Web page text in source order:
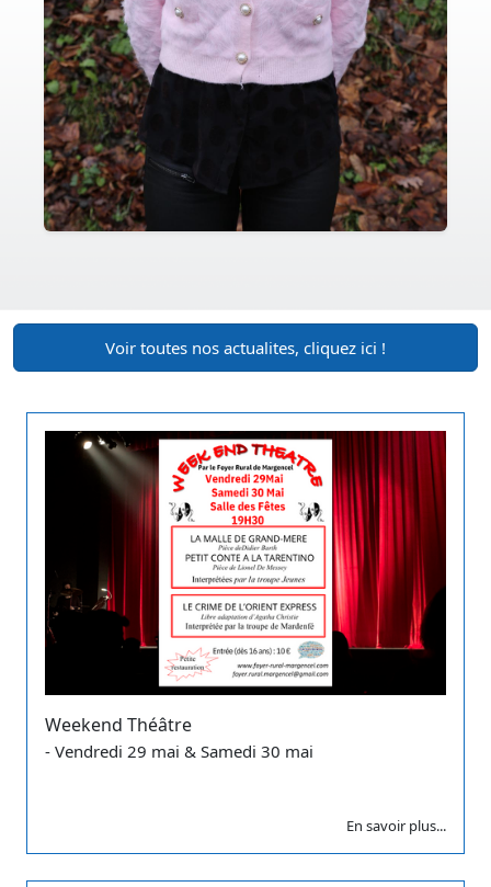
Voir toutes nos actualites, cliquez ici !
Weekend Théâtre
- Vendredi 29 mai & Samedi 30 mai
En savoir plus...